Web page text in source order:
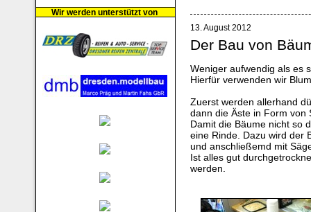
13. August 2012
Der Bau von
Weniger aufwendig als es
Hierfür verwenden wir
Zuerst werden allerhand
dann die Äste in Form von
Damit die Bäume nicht so
eine Rinde. Dazu wird der
und anschließemd mit
Ist alles gut
werden.
Wir werden unterstützt von